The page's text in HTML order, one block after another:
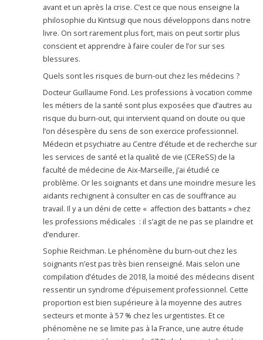
avant et un après la crise. C’est ce que nous enseigne la
philosophie du Kintsugi que nous développons dans notre
livre. On sort rarement plus fort, mais on peut sortir plus
conscient et apprendre à faire couler de l’or sur ses
blessures.
Quels sont les risques de burn-out chez les médecins ?
Docteur Guillaume Fond. Les professions à vocation comme
les métiers de la santé sont plus exposées que d’autres au
risque du burn-out, qui intervient quand on doute ou que
l’on désespère du sens de son exercice professionnel.
Médecin et psychiatre au Centre d’étude et de recherche sur
les services de santé et la qualité de vie (CEReSS) de la
faculté de médecine de Aix-Marseille, j’ai étudié ce
problème. Or les soignants et dans une moindre mesure les
aidants rechignent à consulter en cas de souffrance au
travail. Il y a un déni de cette « affection des battants » chez
les professions médicales : il s’agit de ne pas se plaindre et
d’endurer.
Sophie Reichman. Le phénomène du burn-out chez les
soignants n’est pas très bien renseigné. Mais selon une
compilation d’études de 2018, la moitié des médecins disent
ressentir un syndrome d’épuisement professionnel. Cette
proportion est bien supérieure à la moyenne des autres
secteurs et monte à 57 % chez les urgentistes. Et ce
phénomène ne se limite pas à la France, une autre étude